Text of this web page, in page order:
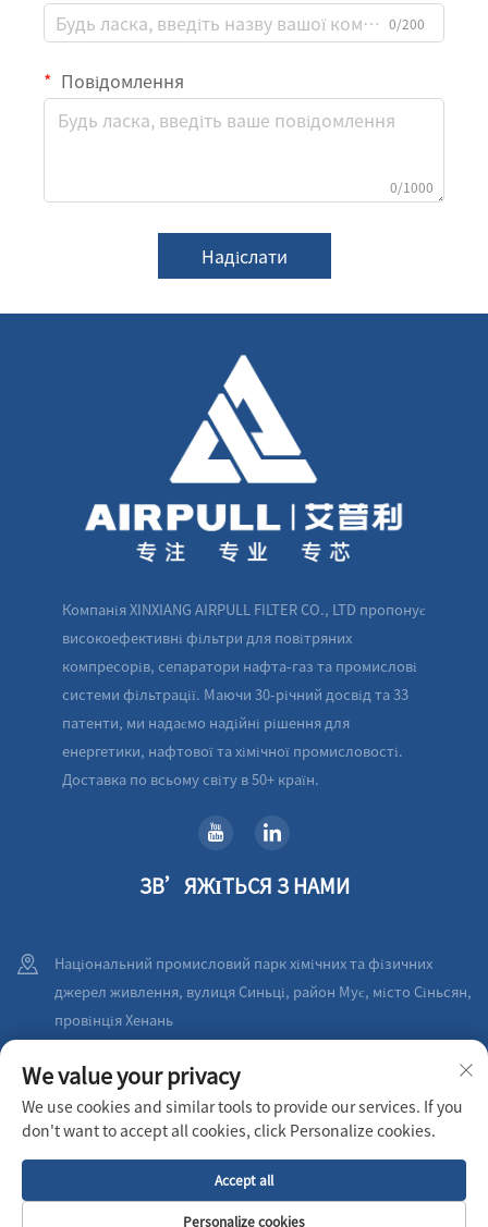
0/200
Повідомлення
0/1000
Надіслати
Компанія XINXIANG AIRPULL FILTER CO., LTD пропонує
високоефективні фільтри для повітряних
компресорів, сепаратори нафта-газ та промислові
системи фільтрації. Маючи 30-річний досвід та 33
патенти, ми надаємо надійні рішення для
енергетики, нафтової та хімічної промисловості.
Доставка по всьому світу в 50+ країн.
ЗВ’ЯЖІТЬСЯ З НАМИ
Національний промисловий парк хімічних та фізичних
джерел живлення, вулиця Синьці, район Мує, місто Сіньсян,
провінція Хенань
+86-18236198923
[email protected]
Авторське право © 2026 XINXIANG AIRPULL FILTER CO.,LTD Всі права
захищені Політика конфіденційності
We value your privacy
We use cookies and similar tools to provide our services. If you
don't want to accept all cookies, click Personalize cookies.
Personalize cookies
Accept all